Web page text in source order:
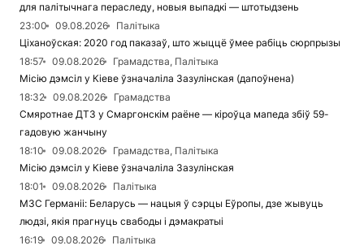
для палітычнага пераследу, новыя выпадкі — штотыдзень
23:00
09.08.2026
Палітыка
Ціханоўская: 2020 год паказаў, што жыццё ўмее рабіць сюрпрызы
18:57
09.08.2026
Грамадства, Палітыка
Місію дэмсіл у Кіеве ўзначаліла Зазулінская (дапоўнена)
18:32
09.08.2026
Грамадства
Смяротнае ДТЗ у Смаргонскім раёне — кіроўца мапеда збіў 59-
гадовую жанчыну
18:10
09.08.2026
Грамадства, Палітыка
Місію дэмсіл у Кіеве ўзначаліла Зазулінская
18:01
09.08.2026
Палітыка
МЗС Германіі: Беларусь — нацыя ў сэрцы Еўропы, дзе жывуць
людзі, якія прагнуць свабоды і дэмакратыі
16:19
09.08.2026
Палітыка